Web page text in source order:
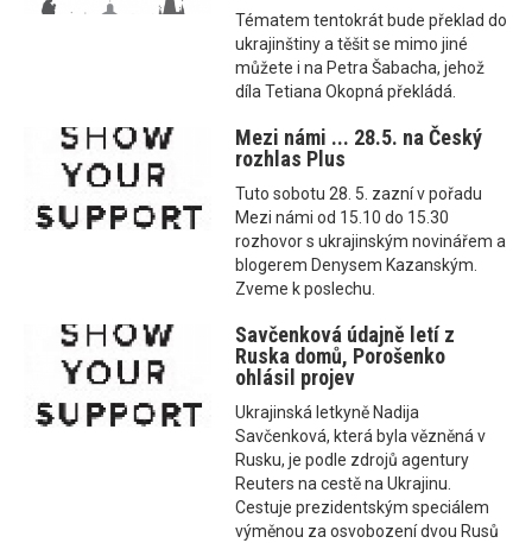
Tématem tentokrát bude překlad do
ukrajinštiny a těšit se mimo jiné
můžete i na Petra Šabacha, jehož
díla Tetiana Okopná překládá.
Mezi námi ... 28.5. na Český
rozhlas Plus
Tuto sobotu 28. 5. zazní v pořadu
Mezi námi od 15.10 do 15.30
rozhovor s ukrajinským novinářem a
blogerem Denysem Kazanským.
Zveme k poslechu.
Savčenková údajně letí z
Ruska domů, Porošenko
ohlásil projev
Ukrajinská letkyně Nadija
Savčenková, která byla vězněná v
Rusku, je podle zdrojů agentury
Reuters na cestě na Ukrajinu.
Cestuje prezidentským speciálem
výměnou za osvobození dvou Rusů